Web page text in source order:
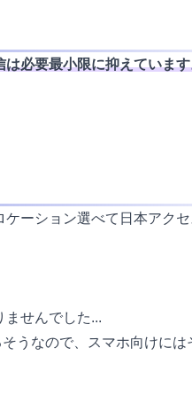
必要最小限に抑えていま
ーション選べて日本アク
せんでした...
うなので、スマホ向けに